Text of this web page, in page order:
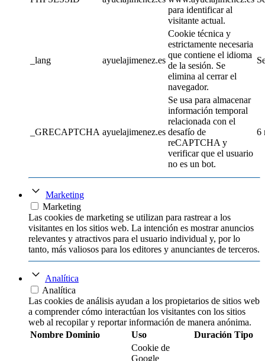
para identificar al
visitante actual.
_lang ayuelajimenez.es
Cookie técnica y
estrictamente necesaria
que contiene el idioma
de la sesión. Se
elimina al cerrar el
navegador.
_GRECAPTCHA ayuelajimenez.es
Se usa para almacenar
información temporal
relacionada con el
desafío de
reCAPTCHA y
verificar que el usuario
no es un bot.
6
Marketing
Marketing
Las cookies de marketing se utilizan para rastrear a los
visitantes en los sitios web. La intención es mostrar anuncios
relevantes y atractivos para el usuario individual y, por lo
tanto, más valiosos para los editores y anunciantes de terceros.
Analítica
Analítica
Las cookies de análisis ayudan a los propietarios de sitios web
a comprender cómo interactúan los visitantes con los sitios
web al recopilar y reportar información de manera anónima.
Nombre Dominio Uso Duración Tipo
Cookie de
Google